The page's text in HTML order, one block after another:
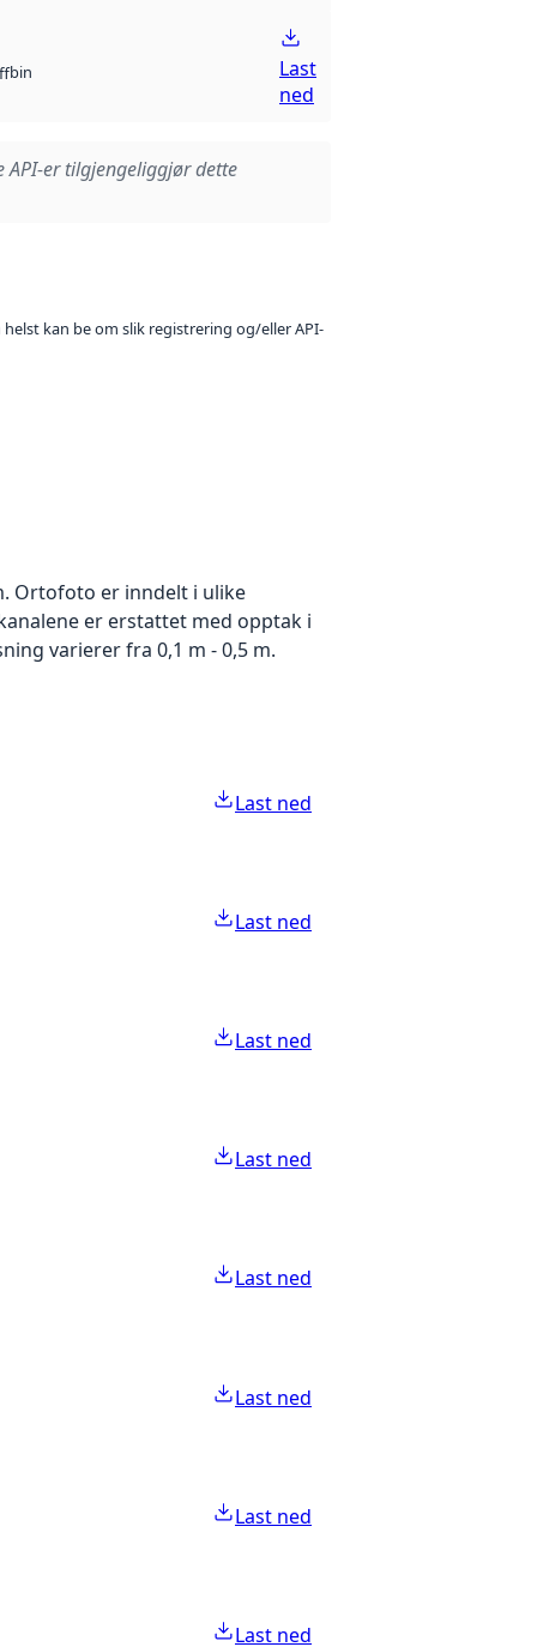
bin
Last
ned
API-er tilgjengeliggjør dette
kan be om slik registrering og/eller API-
Ortofoto er inndelt i ulike
er erstattet med opptak i
varierer fra 0,1 m - 0,5 m.
Last ned
Last ned
Last ned
Last ned
Last ned
Last ned
Last ned
Last ned